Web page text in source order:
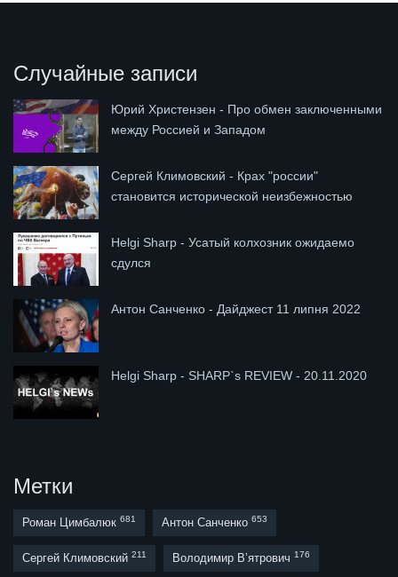
Случайные записи
Юрий Христензен - Про обмен заключенными
между Россией и Западом
Сергей Климовский - Крах "россии"
становится исторической неизбежностью
Helgi Sharp - Усатый колхозник ожидаемо
сдулся
Антон Санченко - Дайджест 11 липня 2022
Helgi Sharp - SHARP`s REVIEW - 20.11.2020
Метки
Роман Цимбалюк 681 Антон Санченко 653
Сергей Климовский 211 Володимир В’ятрович 176